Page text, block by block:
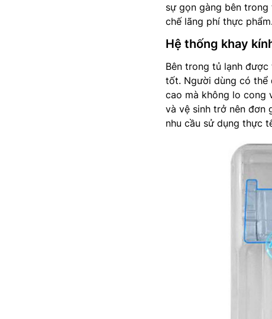
sự gọn gàng bên
chế lãng phí thực
Hệ thống khay
Bên trong tủ lạnh
tốt. Người dùng có thể
cao mà không lo cong
và vệ sinh trở nên đơn
nhu cầu sử dụng thực